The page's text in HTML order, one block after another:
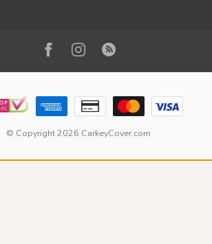
© Copyright 2026 CarkeyCover.com